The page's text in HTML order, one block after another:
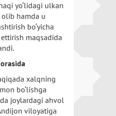
yo‘lidagi ulkan
hamda u
bo‘yicha
maqsadida
xalqning
bo‘lishga
joylardagi ahvol
viloyatiga